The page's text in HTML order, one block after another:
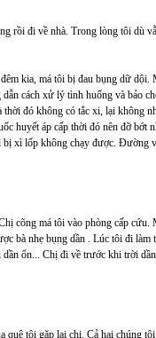
rồi đi về nhà. Trong lòng tôi dù
kia, má tôi bị đau bụng dữ dội.
cách xử lý tình huống và bảo
đó không có tắc xi, lại không
huyết áp cấp thời đó nên đỡ bớt
bị xì lốp không chạy được. Đường
cõng má tôi vào phòng cấp cứu.
bà nhẹ bụng dần . Lúc tôi đi làm
ổn... Chị đi về trước khi trời
tôi gặp lại chị. Cả hai chúng